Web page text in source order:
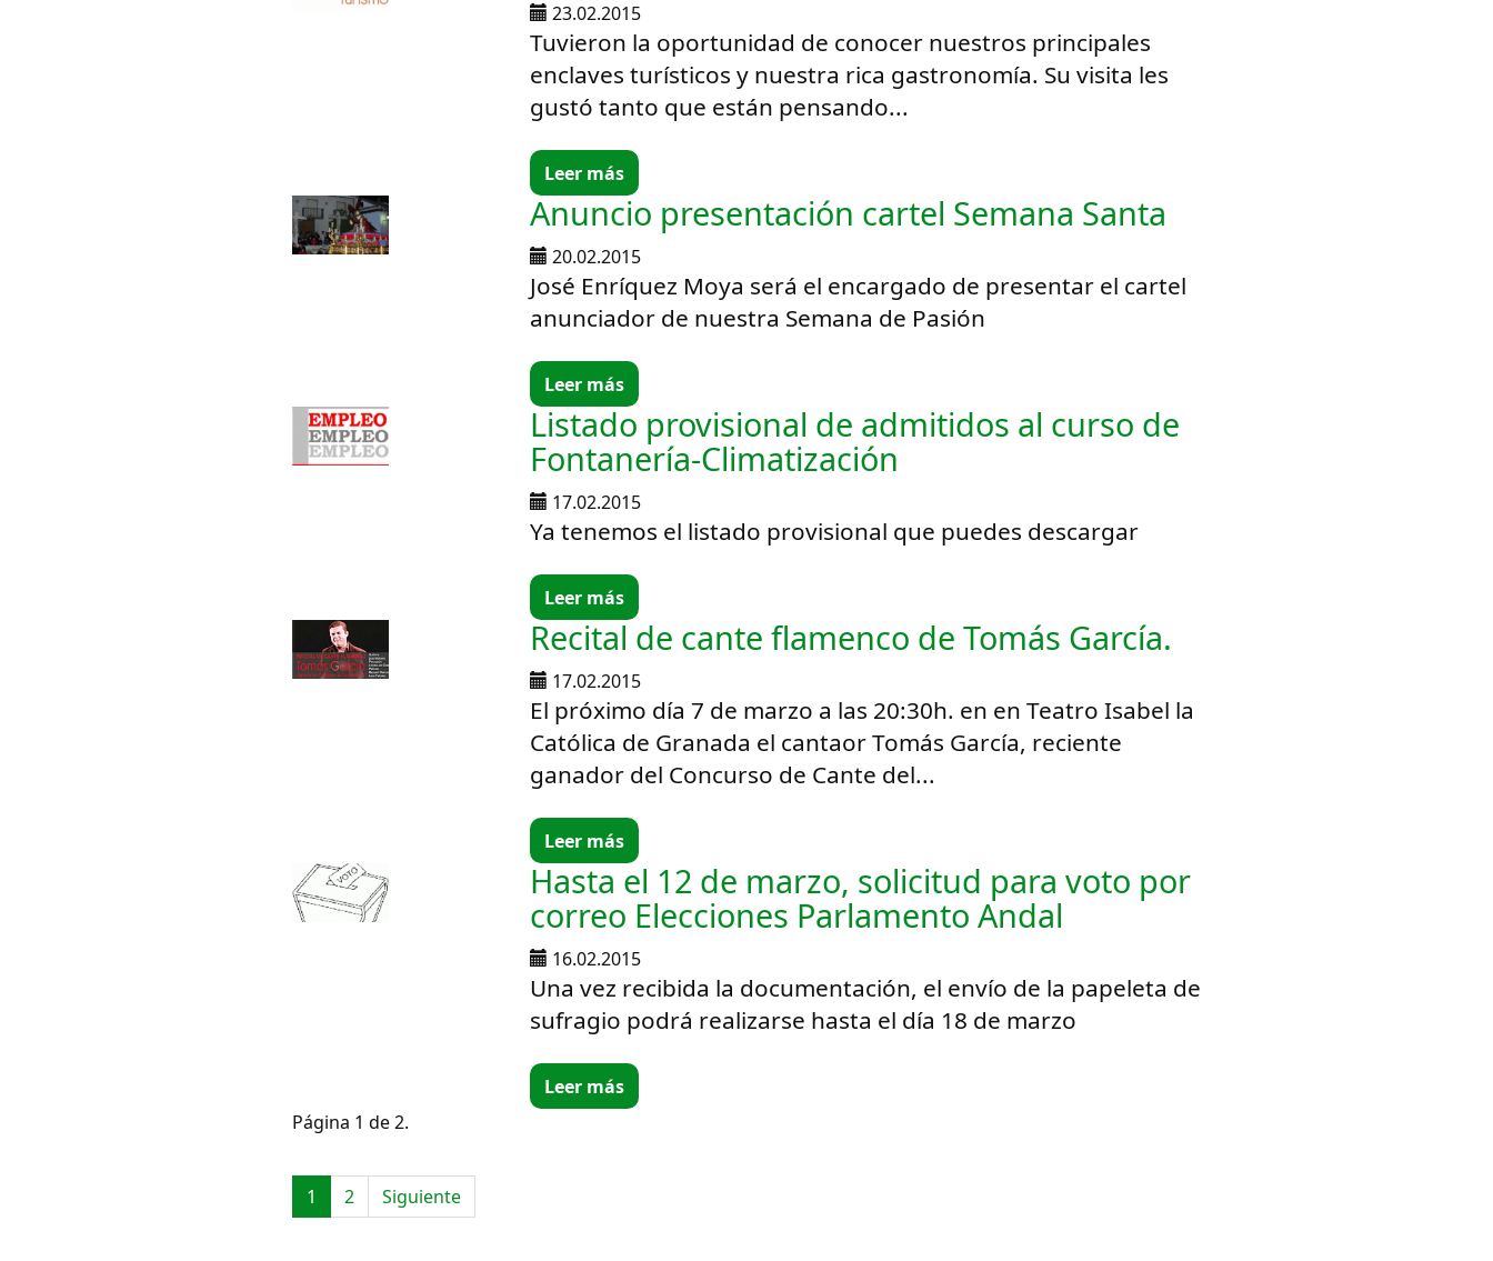
23.02.2015
Tuvieron la oportunidad de conocer nuestros principales
enclaves turísticos y nuestra rica gastronomía. Su visita les
gustó tanto que están pensando...
Leer más
Anuncio presentación cartel Semana Santa
20.02.2015
José Enríquez Moya será el encargado de presentar el cartel
anunciador de nuestra Semana de Pasión
Leer más
Listado provisional de admitidos al curso de
Fontanería-Climatización
17.02.2015
Ya tenemos el listado provisional que puedes descargar
Leer más
Recital de cante flamenco de Tomás García.
17.02.2015
El próximo día 7 de marzo a las 20:30h. en en Teatro Isabel la
Católica de Granada el cantaor Tomás García, reciente
ganador del Concurso de Cante del...
Leer más
Hasta el 12 de marzo, solicitud para voto por
correo Elecciones Parlamento Andal
16.02.2015
Una vez recibida la documentación, el envío de la papeleta de
sufragio podrá realizarse hasta el día 18 de marzo
Leer más
Página 1 de 2.
1 2 Siguiente